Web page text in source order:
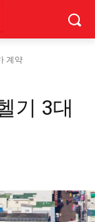
계약
기 3대